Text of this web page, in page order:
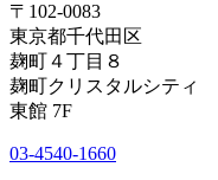
〒102-0083
東京都千代田区
麹町４丁目８
麹町クリスタルシティ
東館 7F
03-4540-1660